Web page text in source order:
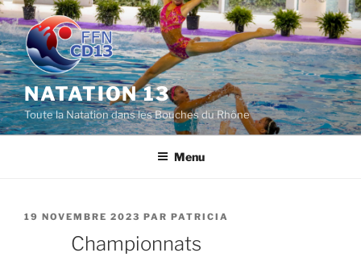
Aller
au
contenu
principal
NATATION 13
Toute la Natation dans les Bouches du Rhône
Menu
PUBLIÉ
19 NOVEMBRE 2023 PAR PATRICIA
Championnats